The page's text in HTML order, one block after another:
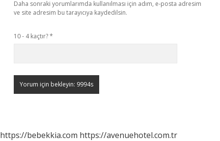
Daha sonraki yorumlarımda kullanılması için adım, e-posta adresim
ve site adresim bu tarayıcıya kaydedilsin.
10 - 4 kaçtır?*
https://bebekkia.com https://avenuehotel.com.tr